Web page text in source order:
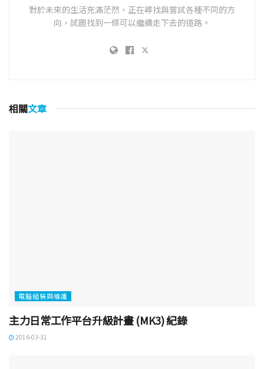
對於未來的生活充滿茫然，正在尋找與嘗試各種不同的方
向，試圖找到一條可以繼續走下去的道路。
相關文章
電腦組裝與維護
主力日常工作平台升級計畫 (MK3) 紀錄
2016-03-31